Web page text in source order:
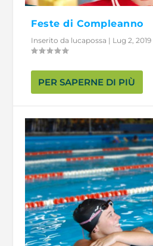
Feste di Compleanno
Inserito da lucapossa | Lug 2, 2019
PER SAPERNE DI PIÙ